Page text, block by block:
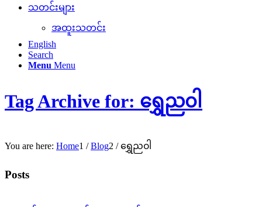
သတင်းများ
အထူးသတင်း
English
Search
Menu Menu
Tag Archive for: ရွှေည၀ါ
You are here: Home1 / Blog2 / ရွှေည၀ါ
Posts